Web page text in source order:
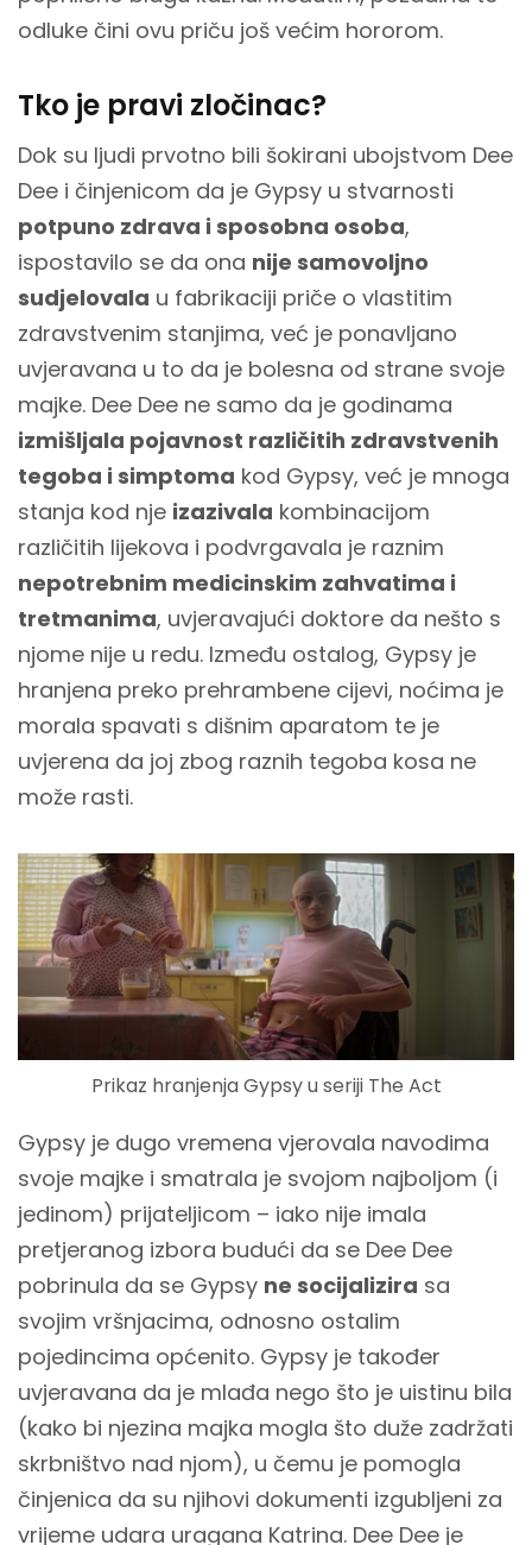
odluke čini ovu priču još većim hororom.
Tko je pravi zločinac?
Dok su ljudi prvotno bili šokirani ubojstvom Dee
Dee i činjenicom da je Gypsy u stvarnosti
potpuno zdrava i sposobna osoba,
ispostavilo se da ona nije samovoljno
sudjelovala u fabrikaciji priče o vlastitim
zdravstvenim stanjima, već je ponavljano
uvjeravana u to da je bolesna od strane svoje
majke. Dee Dee ne samo da je godinama
izmišljala pojavnost različitih zdravstvenih
tegoba i simptoma kod Gypsy, već je mnoga
stanja kod nje izazivala kombinacijom
različitih lijekova i podvrgavala je raznim
nepotrebnim medicinskim zahvatima i
tretmanima, uvjeravajući doktore da nešto s
njome nije u redu. Između ostalog, Gypsy je
hranjena preko prehrambene cijevi, noćima je
morala spavati s dišnim aparatom te je
uvjerena da joj zbog raznih tegoba kosa ne
može rasti.
Prikaz hranjenja Gypsy u seriji The Act
Gypsy je dugo vremena vjerovala navodima
svoje majke i smatrala je svojom najboljom (i
jedinom) prijateljicom – iako nije imala
pretjeranog izbora budući da se Dee Dee
pobrinula da se Gypsy ne socijalizira sa
svojim vršnjacima, odnosno ostalim
pojedincima općenito. Gypsy je također
uvjeravana da je mlađa nego što je uistinu bila
(kako bi njezina majka mogla što duže zadržati
skrbništvo nad njom), u čemu je pomogla
činjenica da su njihovi dokumenti izgubljeni za
vrijeme udara uragana Katrina. Dee Dee je